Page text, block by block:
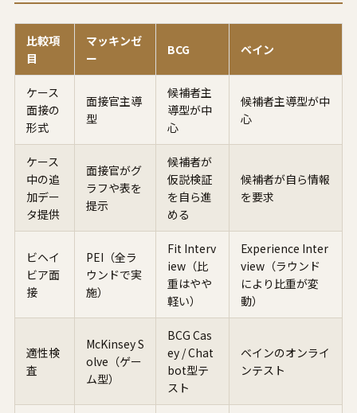
比較項
目
マッキンゼ
ー
BCG ベイン
ケース
面接の
形式
面接官主導
型
候補者主
導型が中
心
候補者主導型が中
心
ケース
中の追
加デー
タ提供
面接官がグ
ラフや表を
提示
候補者が
仮説検証
を自ら進
める
候補者が自ら情報
を要求
ビヘイ
ビア面
接
PEI（全ラ
ウンドで実
施）
Fit Interv
iew（比
重はやや
軽い）
Experience Inter
view（ラウンド
により比重が変
動）
適性検
査
McKinsey S
olve（ゲー
ム型）
BCG Cas
ey / Chat
bot型テ
スト
ベインのオンライ
ンテスト